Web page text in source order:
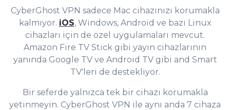
CyberGhost VPN sadece Mac cihazınızı korumakla
kalmıyor. iOS, Windows, Android ve bazı Linux
cihazları için de özel uygulamaları mevcut.
Amazon Fire TV Stick gibi yayın cihazlarının
yanında Google TV ve Android TV gibi and Smart
TV'leri de destekliyor.
Bir seferde yalnızca tek bir cihazı korumakla
yetinmeyin. CyberGhost VPN ile aynı anda 7 cihaza